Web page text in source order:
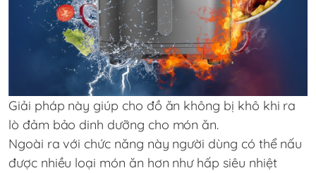
Giải pháp này giúp cho đồ ăn không bị khô khi ra
lò đảm bảo dinh dưỡng cho món ăn.
Ngoài ra với chức năng này người dùng có thể nấu
được nhiều loại món ăn hơn như hấp siêu nhiệt